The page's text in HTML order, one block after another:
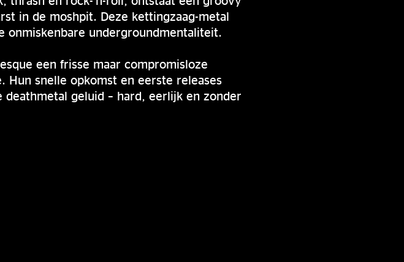
in de moshpit. Deze kettingzaag-metal
undergroundmentaliteit.
een frisse maar compromisloze
Hun snelle opkomst en eerste releases
geluid – hard, eerlijk en zonder